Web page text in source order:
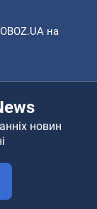
на
новин